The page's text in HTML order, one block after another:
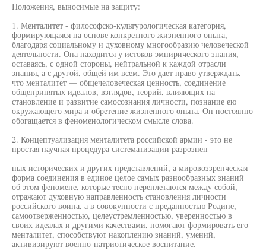
Положения, выносимые на защиту:
1. Менталитет - философско-культурологическая категория,
формирующаяся на основе конкретного жизненного опыта,
благодаря социальному и духовному многообразию человеческой
деятельности. Она находится у истоков эмпирического знания,
оставаясь, с одной стороны, нейтральной к каждой отрасли
знания, а с другой, общей им всем. Это дает право утверждать,
что менталитет — общечеловеческая ценность, соединение
общепринятых идеалов, взглядов, теорий, влияющих на
становление и развитие самосознания личности, познание ею
окружающего мира и обретение жизненного опыта. Он постоянно
обогащается в феноменологическом смысле слова.
2. Концептуализация менталитета российской армии - это не
простая научная процедура систематизации разрознен-
ных исторических и других представлений, а мировоззренческая
форма соединения в единое целое самых разнообразных знаний
об этом феномене, которые тесно переплетаются между собой,
отражают духовную направленность становления личности
российского воина, а в совокупности с преданностью Родине,
самоотверженностью, целеустремленностью, уверенностью в
своих идеалах и другими качествами, помогают формировать его
менталитет, способствуют накоплению знаний, умений,
активизируют военно-патриотическое воспитание.